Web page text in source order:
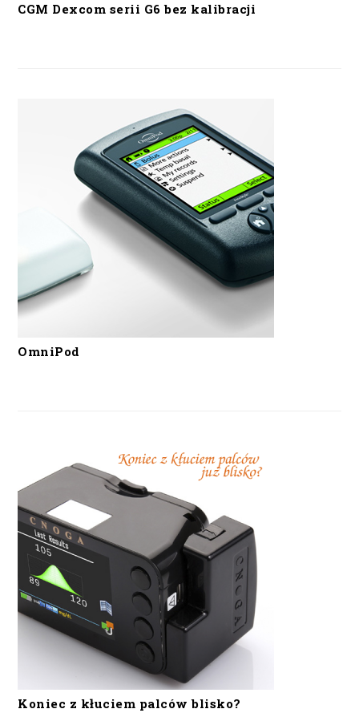
CGM Dexcom serii G6 bez kalibracji
OmniPod
Koniec z kłuciem palców blisko?